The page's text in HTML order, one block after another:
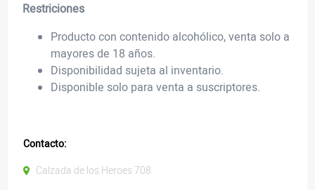
Restriciones
Producto con contenido alcohólico, venta solo a
mayores de 18 años.
Disponibilidad sujeta al inventario.
Disponible solo para venta a suscriptores.
Contacto:
Calzada de los Heroes 708